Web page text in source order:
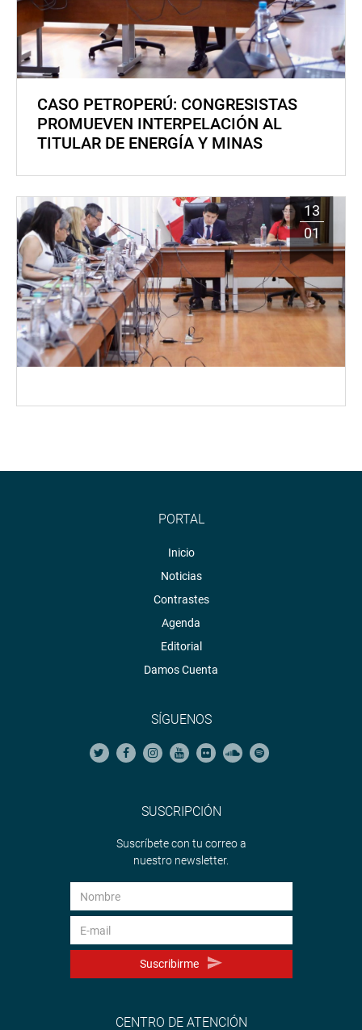
CASO PETROPERÚ: CONGRESISTAS
PROMUEVEN INTERPELACIÓN AL
TITULAR DE ENERGÍA Y MINAS
13
01
PORTAL
Inicio
Noticias
Contrastes
Agenda
Editorial
Damos Cuenta
SÍGUENOS
SUSCRIPCIÓN
Suscríbete con tu correo a
nuestro newsletter.
Suscribirme
CENTRO DE ATENCIÓN